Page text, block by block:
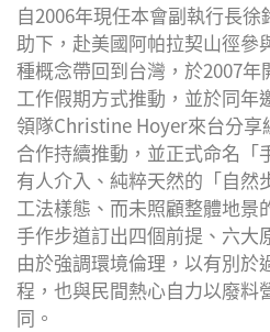
自2006年現任本會副執行長
助下，赴美國阿帕拉契山徑參
種概念帶回到台灣，於2007
工作假期方式推動，並於同年
領隊Christine Hoyer來台分享
合作持續推動，並正式命名「
有人介入、純粹天然的「自然
工法樣態、而未照顧整體地景
手作步道訂出四個前提、六大
由於強調環境倫理，以有別於
程，也與民間熱心自力以廢料
同。